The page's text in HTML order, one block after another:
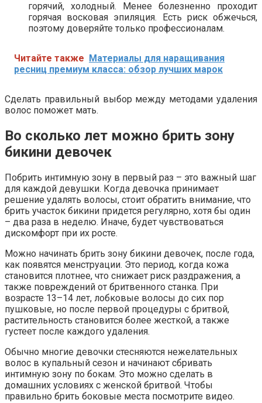
горячий, холодный. Менее болезненно проходит
горячая восковая эпиляция. Есть риск обжечься,
поэтому доверяйте только профессионалам.
Читайте также
Материалы для наращивания
ресниц премиум класса: обзор лучших марок
Сделать правильный выбор между методами удаления
волос поможет мать.
Во сколько лет можно брить зону
бикини девочек
Побрить интимную зону в первый раз – это важный шаг
для каждой девушки. Когда девочка принимает
решение удалять волосы, стоит обратить внимание, что
брить участок бикини придется регулярно, хотя бы один
– два раза в неделю. Иначе, будет чувствоваться
дискомфорт при их росте.
Можно начинать брить зону бикини девочек, после года,
как появятся менструации. Это период, когда кожа
становится плотнее, что снижает риск раздражения, а
также повреждений от бритвенного станка. При
возрасте 13–14 лет, лобковые волосы до сих пор
пушковые, но после первой процедуры с бритвой,
растительность становится более жесткой, а также
густеет после каждого удаления.
Обычно многие девочки стесняются нежелательных
волос в купальный сезон и начинают сбривать
интимную зону по бокам. Это можно сделать в
домашних условиях с женской бритвой. Чтобы
правильно брить боковые места посмотрите видео.